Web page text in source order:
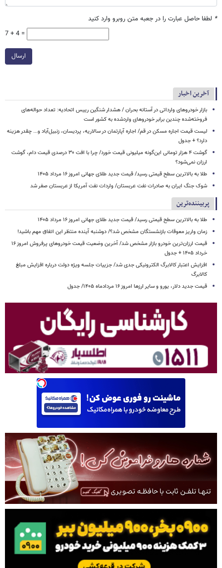
* لطفا حاصل عبارت را در جعبه متن روبرو وارد کنید
7 + 4 =
ارسال
آخرین اخبار
بازار خودروهای وارداتی در آستانه بحران / هشدار شنگین رییس اتحادیه: تعداد حواله‌های
فروخته‌شده چندین برابر خودروهای واردشده به کشور است
لیست قیمت اجاره مسکن در قم/ اجاره آپارتمان در سالاریه، پردیسان، زنبیل‌آباد و... چقدر هزینه
دارد؟ + جدول
گوشت ۴ هزار تومانی این‌گونه میلیونی قیمت خورد/ چرا با افت ۳۰ درصدی قیمت دام، گوشت
ارزان نمی‌شود؟
طلا به بالاترین سطح قیمتی رسید/ قیمت جدید طلای جهانی امروز ۱۶ مرداد ۱۴۰۵
شوک جنگ ایران به صادرات نفت عربستان/ واردات نفت آمریکا از عربستان صفر شد
پربیننده‌ترین
طلا به بالاترین سطح قیمتی رسید/ قیمت جدید طلای جهانی امروز ۱۶ مرداد ۱۴۰۵
زمان واریز معوقات بازنشستگان مشخص شد؟/ دوشنبه آینده منتظر این اتفاق مهم باشید!
قیمت ارزان‌ترین خودرو بازار مشخص شد/ آخرین وضعیت قیمت خودروهای پرفروش امروز ۱۶
خرداد ۱۴۰۵ + جدول
افزایش اعتبار کالابرگ الکترونیکی جدی شد/ جزییات جلسه ویژه دولت درباره افزایش مبلغ
کالابرگ
قیمت جدید دلار، یورو و سایر ارزها امروز ۱۶ مردادماه ۱۴۰۵/ جدول